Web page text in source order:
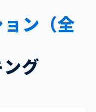
ン（全
グ